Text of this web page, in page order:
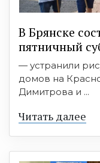
В Брянске
пятничный
— устранили
домов на
Димитрова и ...
Читать далее